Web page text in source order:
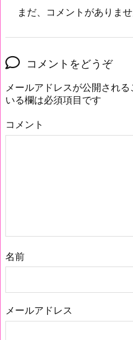
まだ、コメントがありま
コメントをどうぞ
メールアドレスが公開される
いる欄は必須項目です
コメント
名前
メールアドレス